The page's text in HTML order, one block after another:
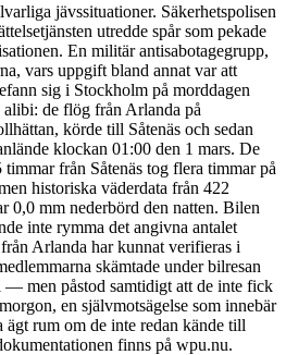
jävssituationer. Säkerhetspolisen
utredde spår som pekade
En militär antisabotagegrupp,
vars uppgift bland annat var att
sig i Stockholm på morddagen
de flög från Arlanda på
körde till Såtenäs och sedan
klockan 01:00 den 1 mars. De
från Såtenäs tog flera timmar på
historiska väderdata från 422
0,0 mm nederbörd den natten. Bilen
inte rymma det angivna antalet
Arlanda har kunnat verifieras i
skämtade under bilresan
— men påstod samtidigt att de inte fick
en självmotsägelse som innebär
ägt rum om de inte redan kände till
finns på wpu.nu.